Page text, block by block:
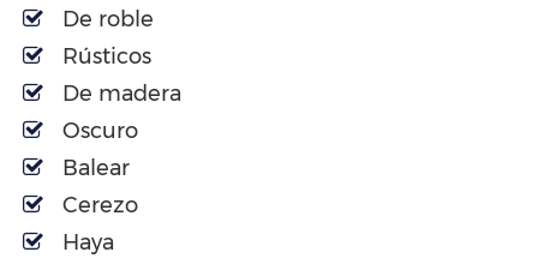
De roble
Rústicos
De madera
Oscuro
Balear
Cerezo
Haya